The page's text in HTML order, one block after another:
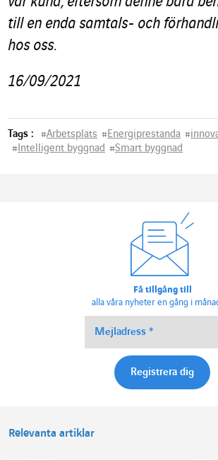
till en enda samtals- och
hos oss.
16/09/2021
Tags : #Arbetsplats #Energiprestanda #
#Intelligent byggnad #Smart byggnad
Få tillgång till
alla våra nyheter en gång i
Relevanta artiklar